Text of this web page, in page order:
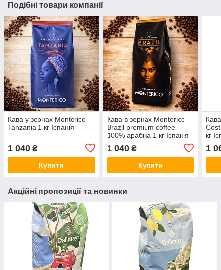
Подібні товари компанії
Кава у зернах Monterico
Tanzania 1 кг Іспанія
1 040 ₴
Купити
Кава в зернах Monterico
Brazil premium coffee
100% арабіка 1 кг Іспанія
1 040₴
Купити
кг
1
Акційні пропозиції та новинки